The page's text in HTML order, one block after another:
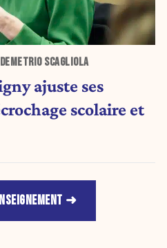
SCAGLIOLA
ajuste ses
scolaire et